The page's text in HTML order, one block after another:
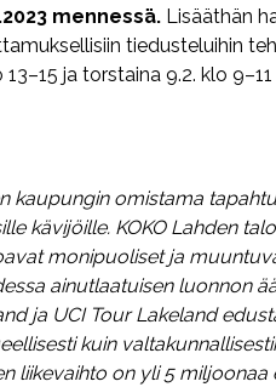
mennessä. Lisääthän
tiedusteluihin
13–15 ja torstaina 9.2. klo
kaupungin omistama
kävijöille. KOKO Lahden
monipuoliset ja
ainutlaatuisen luonnon
ja UCI Tour Lakeland
kuin
liikevaihto on yli 5 miljoonaa